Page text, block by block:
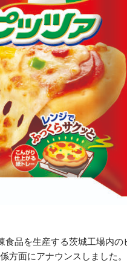
品を生産する茨城工場内の
面にアナウンスしました。